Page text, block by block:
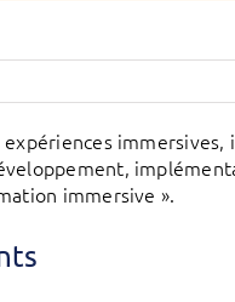
immersive ».